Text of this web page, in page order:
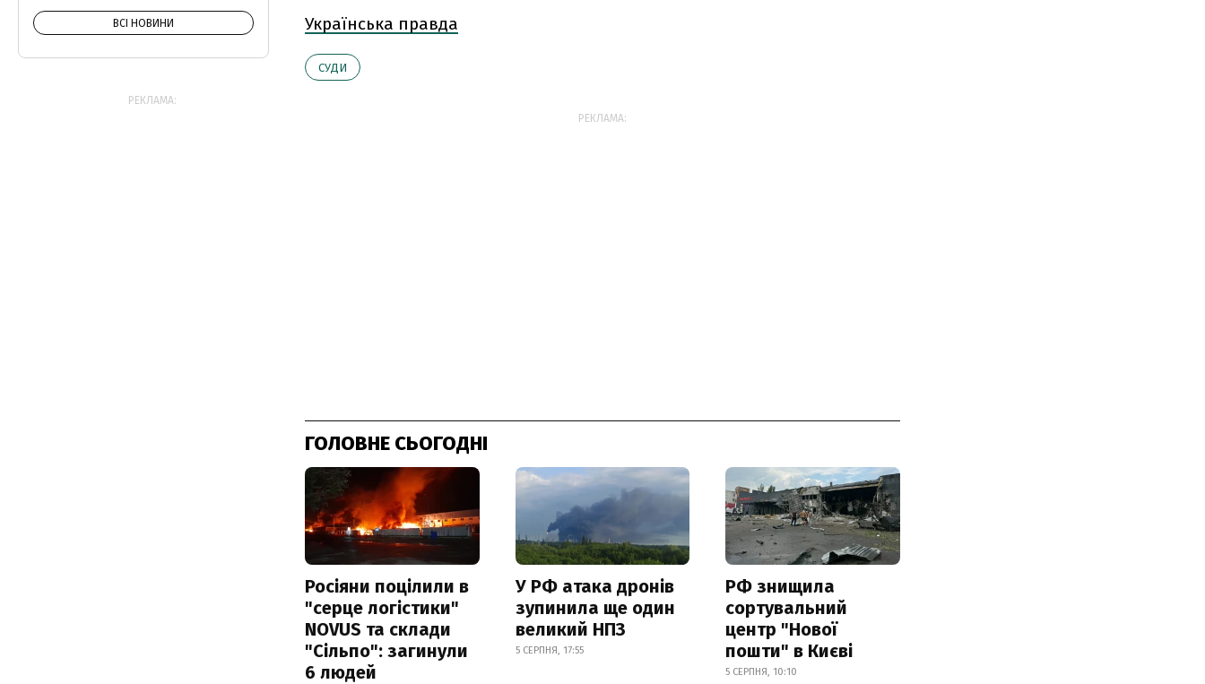
Українська правда
СУДИ
РЕКЛАМА:
ГОЛОВНЕ СЬОГОДНІ
Росіяни поцілили в
"серце логістики"
NOVUS та склади
"Сільпо": загинули
6 людей
У РФ атака дронів
зупинила ще один
великий НПЗ
5 СЕРПНЯ, 17:55
РФ знищила
сортувальний
центр "Нової
пошти" в Києві
5 СЕРПНЯ, 10:10
ВСІ НОВИНИ
РЕКЛАМА: